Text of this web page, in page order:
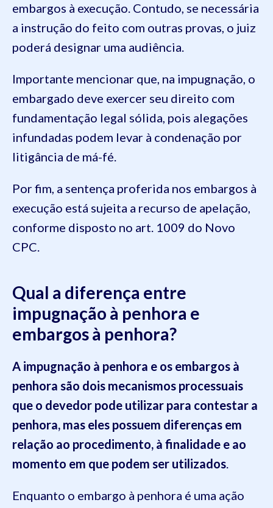
embargos à execução. Contudo, se necessária
a instrução do feito com outras provas, o juiz
poderá designar uma audiência.
Importante mencionar que, na impugnação, o
embargado deve exercer seu direito com
fundamentação legal sólida, pois alegações
infundadas podem levar à condenação por
litigância de má-fé.
Por fim, a sentença proferida nos embargos à
execução está sujeita a recurso de apelação,
conforme disposto no art. 1009 do Novo
CPC.
Qual a diferença entre
impugnação à penhora e
embargos à penhora?
A impugnação à penhora e os embargos à
penhora são dois mecanismos processuais
que o devedor pode utilizar para contestar a
penhora, mas eles possuem diferenças em
relação ao procedimento, à finalidade e ao
momento em que podem ser utilizados.
Enquanto o embargo à penhora é uma ação